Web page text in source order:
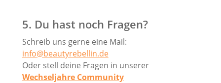
5. Du hast noch Fragen?
Schreib uns gerne eine Mail:
info@beautyrebellin.de
Oder stell deine Fragen in unserer
Wechseljahre Community